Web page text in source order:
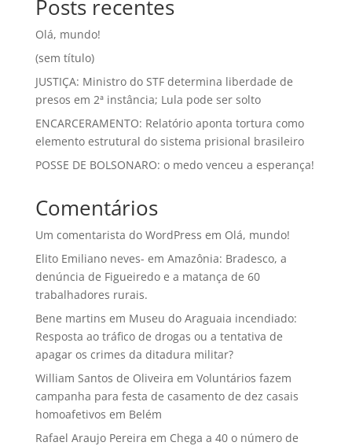
Posts recentes
Olá, mundo!
(sem título)
JUSTIÇA: Ministro do STF determina liberdade de
presos em 2ª instância; Lula pode ser solto
ENCARCERAMENTO: Relatório aponta tortura como
elemento estrutural do sistema prisional brasileiro
POSSE DE BOLSONARO: o medo venceu a esperança!
Comentários
Um comentarista do WordPress em Olá, mundo!
Elito Emiliano neves- em Amazônia: Bradesco, a
denúncia de Figueiredo e a matança de 60
trabalhadores rurais.
Bene martins em Museu do Araguaia incendiado:
Resposta ao tráfico de drogas ou a tentativa de
apagar os crimes da ditadura militar?
William Santos de Oliveira em Voluntários fazem
campanha para festa de casamento de dez casais
homoafetivos em Belém
Rafael Araujo Pereira em Chega a 40 o número de